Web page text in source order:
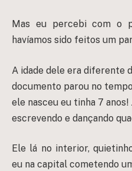
Mas eu percebi com o
havíamos sido feitos um
A idade dele era diferente
documento parou no
ele nasceu eu tinha 7 anos!
escrevendo e dançando
Ele lá no interior,
eu na capital cometendo